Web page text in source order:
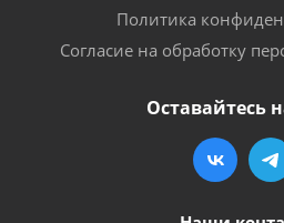
Политика
Согласие на обработку
Оставайтесь